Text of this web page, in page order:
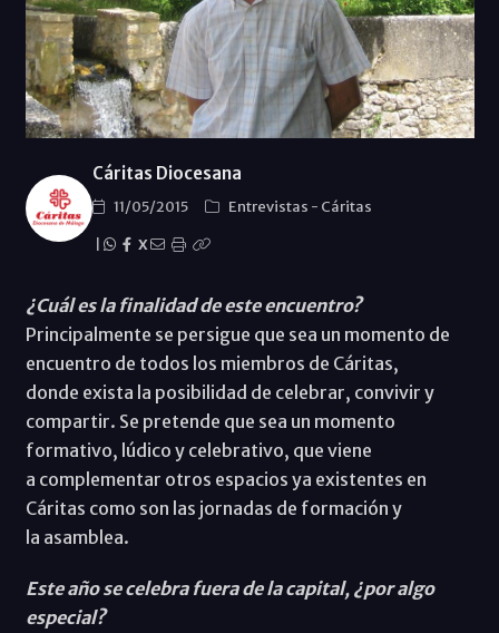
Cáritas Diocesana
11/05/2015 Entrevistas - Cáritas
X
¿Cuál es la finalidad de este encuentro?
Principalmente se persigue que sea un momento de
encuentro de todos los miembros de Cáritas,
donde exista la posibilidad de celebrar, convivir y
compartir. Se pretende que sea un momento
formativo, lúdico y celebrativo, que viene
a complementar otros espacios ya existentes en
Cáritas como son las jornadas de formación y
la asamblea.
Este año se celebra fuera de la capital, ¿por algo
especial?